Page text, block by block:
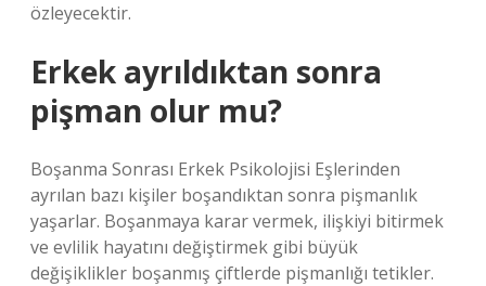
özleyecektir.
Erkek ayrıldıktan sonra
pişman olur mu?
Boşanma Sonrası Erkek Psikolojisi Eşlerinden
ayrılan bazı kişiler boşandıktan sonra pişmanlık
yaşarlar. Boşanmaya karar vermek, ilişkiyi bitirmek
ve evlilik hayatını değiştirmek gibi büyük
değişiklikler boşanmış çiftlerde pişmanlığı tetikler.